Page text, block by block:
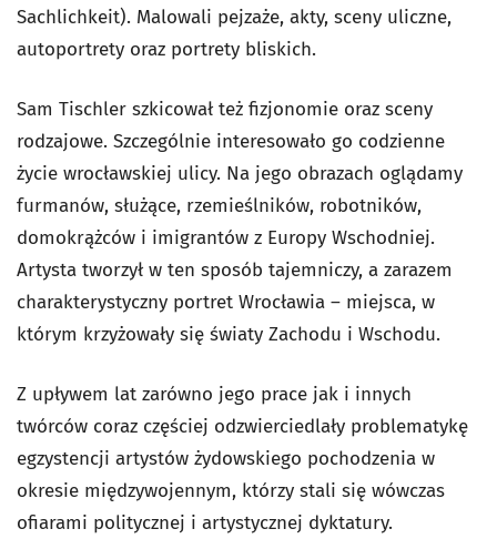
Sachlichkeit). Malowali pejzaże, akty, sceny uliczne,
autoportrety oraz portrety bliskich.
Sam Tischler szkicował też fizjonomie oraz sceny
rodzajowe. Szczególnie interesowało go codzienne
życie wrocławskiej ulicy. Na jego obrazach oglądamy
furmanów, służące, rzemieślników, robotników,
domokrążców i imigrantów z Europy Wschodniej.
Artysta tworzył w ten sposób tajemniczy, a zarazem
charakterystyczny portret Wrocławia – miejsca, w
którym krzyżowały się światy Zachodu i Wschodu.
Z upływem lat zarówno jego prace jak i innych
twórców coraz częściej odzwierciedlały problematykę
egzystencji artystów żydowskiego pochodzenia w
okresie międzywojennym, którzy stali się wówczas
ofiarami politycznej i artystycznej dyktatury.